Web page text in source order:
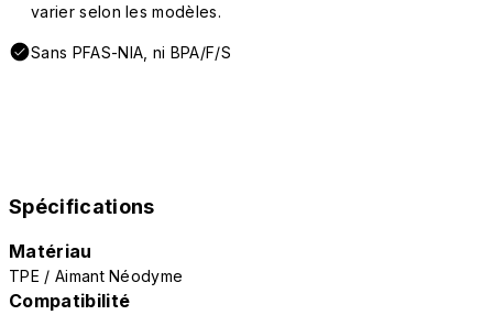
varier selon les modèles.
Sans PFAS-NIA, ni BPA/F/S
Spécifications
Matériau
TPE / Aimant Néodyme
Compatibilité